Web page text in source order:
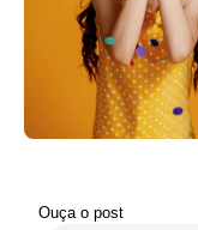
Ouça o post